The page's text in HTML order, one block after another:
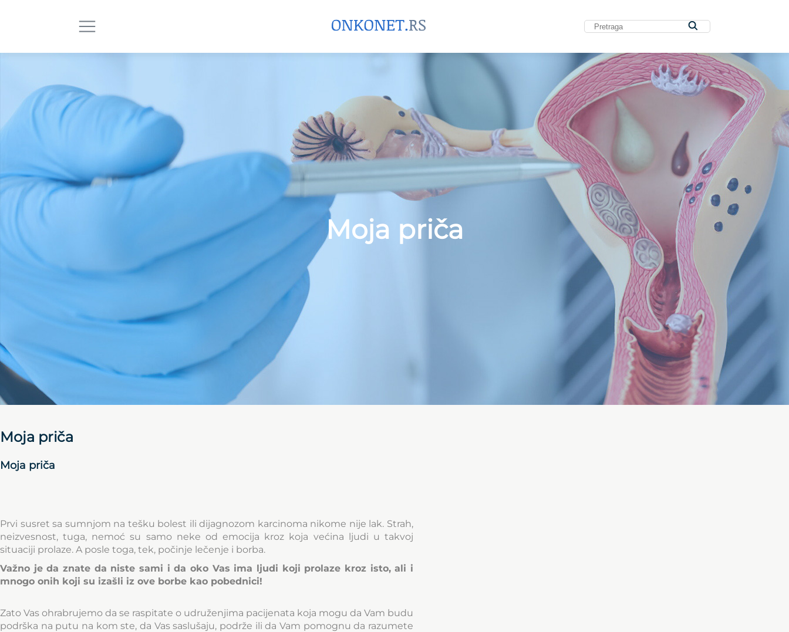
Moja priča
Moja priča
Moja priča
Prvi susret sa sumnjom na tešku bolest ili dijagnozom karcinoma nikome nije lak. Strah,
neizvesnost, tuga, nemoć su samo neke od emocija kroz koja većina ljudi u takvoj
situaciji prolaze. A posle toga, tek, počinje lečenje i borba.
Važno je da znate da niste sami i da oko Vas ima ljudi koji prolaze kroz isto, ali i
mnogo onih koji su izašli iz ove borbe kao pobednici!
Zato Vas ohrabrujemo da se raspitate o udruženjima pacijenata koja mogu da Vam budu
podrška na putu na kom ste, da Vas saslušaju, podrže ili da Vam pomognu da razumete